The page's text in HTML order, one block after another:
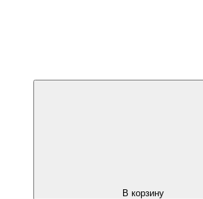
В корзину